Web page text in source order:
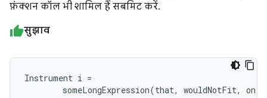
फ़ंक्शन कॉल भी शामिल हैं सबमिट करें.
सुझाव
Instrument i =
someLongExpression(that, wouldNotFit, on,